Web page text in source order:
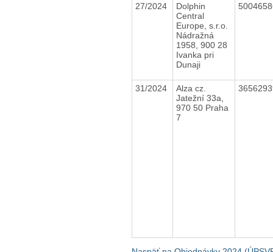
27/2024
Dolphin
Central
Europe, s.r.o.
Nádražná
1958, 900 28
Ivanka pri
Dunaji
31/2024
Alza cz.
Jatežní 33a,
970 50 Praha
7